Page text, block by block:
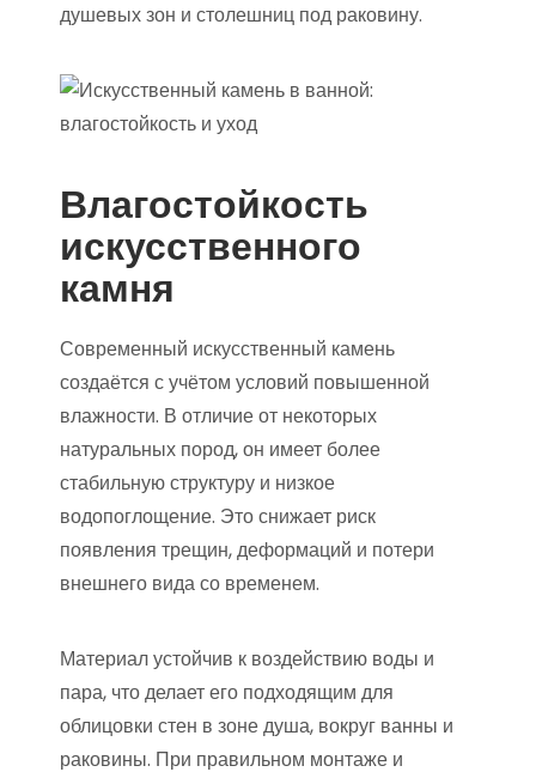
душевых зон и столешниц под раковину.
Влагостойкость
искусственного
камня
Современный искусственный камень
создаётся с учётом условий повышенной
влажности. В отличие от некоторых
натуральных пород, он имеет более
стабильную структуру и низкое
водопоглощение. Это снижает риск
появления трещин, деформаций и потери
внешнего вида со временем.
Материал устойчив к воздействию воды и
пара, что делает его подходящим для
облицовки стен в зоне душа, вокруг ванны и
раковины. При правильном монтаже и